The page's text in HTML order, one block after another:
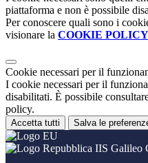
piattaforma e non è possibile
Per conoscere quali sono i
visionare la COOKIE POLICY
Cookie necessari per il
I cookie necessari per il
disabilitati. È possibile
policy.
Accetta tutti Salva le
IIS Galileo